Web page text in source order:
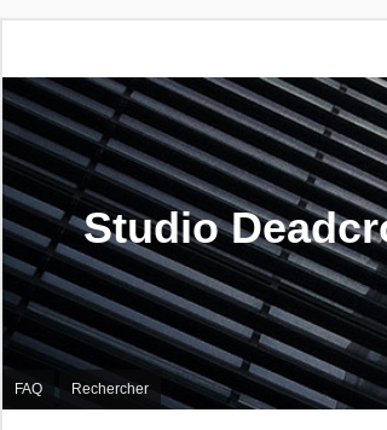
Studio
FAQ Rechercher